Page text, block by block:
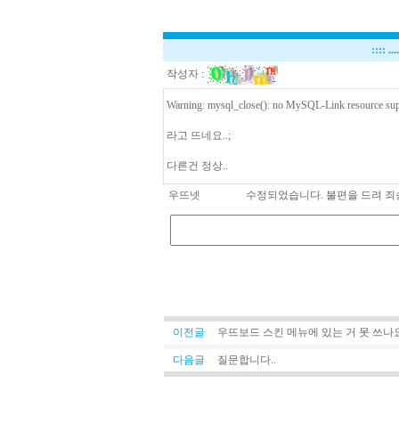
::::
작성자 :
Warning: mysql_close(): no MySQL-Link resource
라고 뜨네요..;
다른건 정상..
우뜨넷 수정되었습니다. 불편을 드려 죄
이전글 우뜨보드 스킨 메뉴에 있는 거 못 쓰나
다음글 질문합니다..